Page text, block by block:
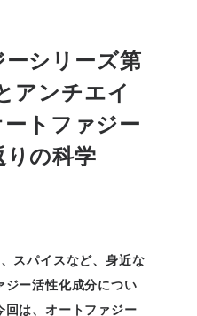
ーシリーズ第
アンチエイ
トファジー
の科学
スパイスなど、身近な
ジー活性化成分につい
回は、オートファジー